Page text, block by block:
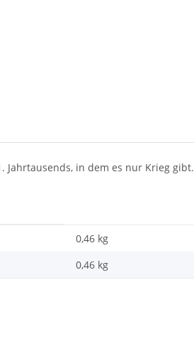
Jahrtausends, in dem es nur Krieg gibt.
0,46 kg
0,46 kg